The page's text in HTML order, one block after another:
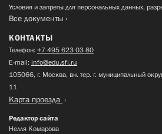
Условия и запреты для персональных данных,
Все документы
КОНТАКТЫ
Телефон: +7 495 623 03 80
E-mail: info@edu.sfi.ru
105066, г. Москва, вн. тер. г. муниципальный
11
Карта проезда
Редактор сайта
Нелля Комарова